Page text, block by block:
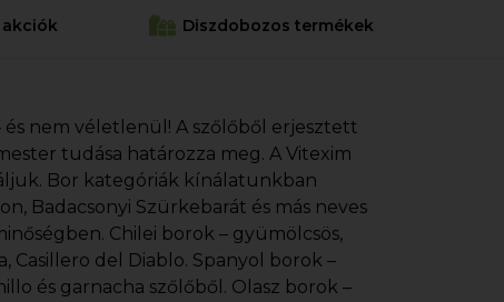
Diszdobozos termékek
nem véletlenül! A szőlőből erjesztett
tudása határozza meg. A Vitexim
Bor kategóriák kínálatunkban
Badacsonyi Szürkebarát és más neves
Chilei borok – gyümölcsös,
Casillero del Diablo. Spanyol borok –
és garnacha szőlőből. Olasz borok –